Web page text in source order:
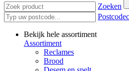
Zoeken
Bekijk hele assortiment
Assortiment
Reclames
Brood